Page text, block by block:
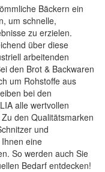
Bäckern ein
um schnelle,
zu erzielen.
über diese
arbeitenden
den Brot & Backwaren
um Rohstoffe aus
bei den
alle wertvollen
den Qualitätsmarken
und
eine
So werden auch Sie
Bedarf entdecken!